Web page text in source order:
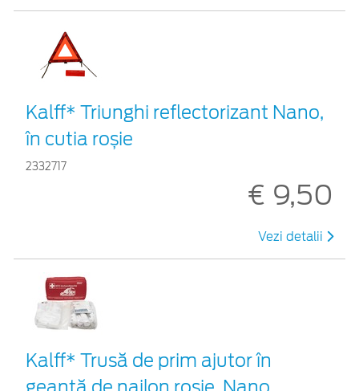
Kalff* Triunghi reflectorizant Nano,
în cutia roșie
2332717
€ 9,50
Vezi detalii
Kalff* Trusă de prim ajutor în